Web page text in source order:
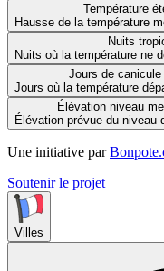
Température
Hausse de la température
Nuits
Nuits où la température ne
Jours de canicule
Jours où la température
Élévation niveau
Élévation prévue du niveau
Une initiative par
Soutenir le projet
Villes